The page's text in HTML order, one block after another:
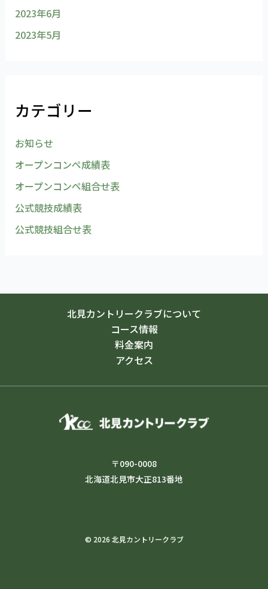
2023年6月
2023年5月
カテゴリー
お知らせ
オープンコンペ成績表
オープンコンペ組合せ表
公式競技成績表
公式競技組合せ表
北見カントリークラブについて
コース情報
料金案内
アクセス
〒090-0008
北海道北見市大正813番地
© 2026 北見カントリークラブ